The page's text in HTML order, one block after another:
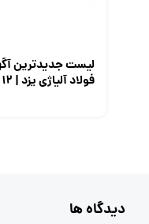
لیست جدیدترین
فولاد آلیاژی یزد | ۱۲ مرداد ۱۴۰۵
دیدگاه ها